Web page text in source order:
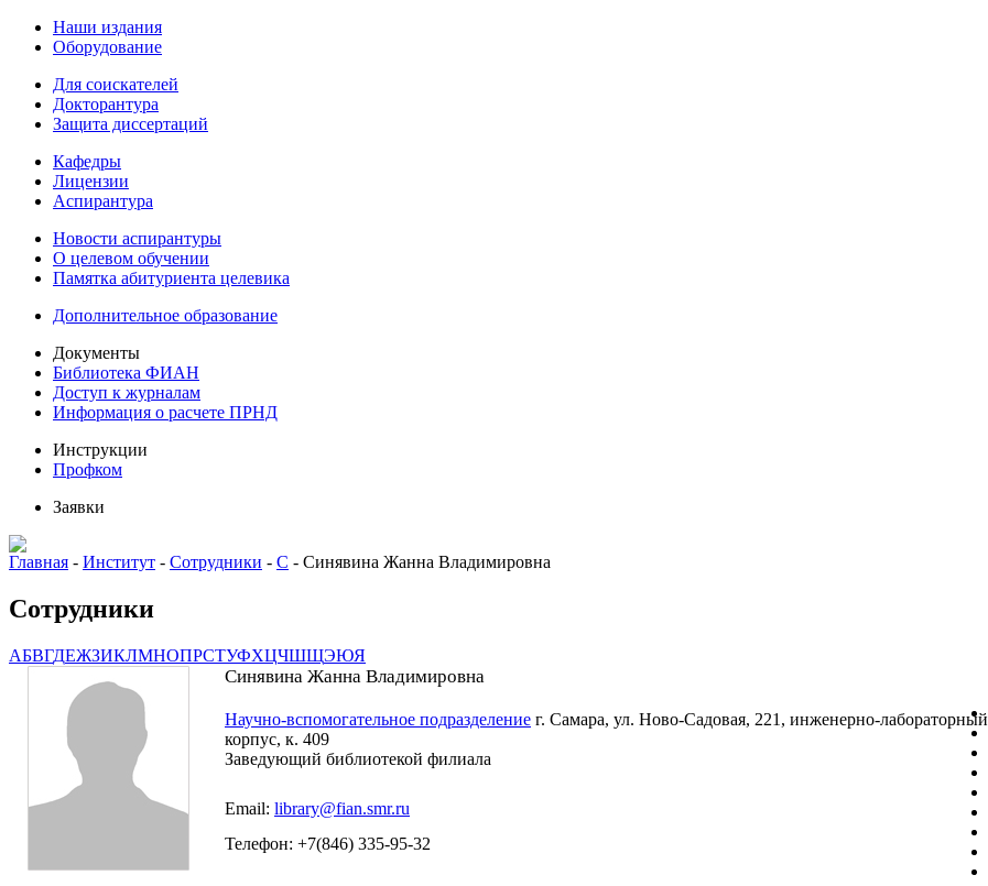
Наши издания
Оборудование
Для соискателей
Докторантура
Защита диссертаций
Кафедры
Лицензии
Аспирантура
Новости аспирантуры
О целевом обучении
Памятка абитуриента целевика
Дополнительное образование
Документы
Библиотека ФИАН
Доступ к журналам
Информация о расчете ПРНД
Инструкции
Профком
Заявки
Главная - Институт - Сотрудники - С - Синявина Жанна Владимировна
Сотрудники
АБВГДЕЖЗИКЛМНОПРСТУФХЦЧШЩЭЮЯ
Синявина Жанна Владимировна
Научно-вспомогательное подразделение г. Самара, ул. Ново-Садовая, 221, инженерно-лабораторный
корпус, к. 409
Заведующий библиотекой филиала
Email: library@fian.smr.ru
Телефон: +7(846) 335-95-32